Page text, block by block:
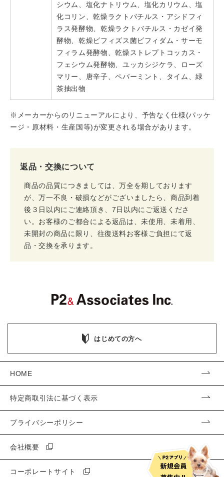
シウム、塩化ナトリウム、塩化カリウム、塩
化コリン、乾燥ラクトバチルス・アシドフィ
ラス発酵物、乾燥ラクトバチルス・カゼイ発
酵物、乾燥ビフィズス菌ビフィダム・サーモ
フィラム発酵物、乾燥ストレプトコッカス・
フェシウム発酵物、ユッカシジケラ、ローズ
マリー、唐辛子、ペパーミント、タイム、緑
茶抽出物
※メーカーからのリニューアルにより、予告なく仕様(パッケ
ージ・原材料・生産国等)が変更される場合があります。
返品・交換について
商品の品質につきましては、万全を期しております
が、万一不良・破損などがございましたら、商品到着
後３日以内にご連絡頂き、7日以内にご返送くださ
い。お客様のご都合による返品は、未使用、未着用、
未開封の商品に限り、往復送料お客様ご負担にて返
品・交換を承ります。
はじめての方へ
HOME
特定商取引法に基づく表示
プライバシーポリシー
会社概要
コーポレートサイト